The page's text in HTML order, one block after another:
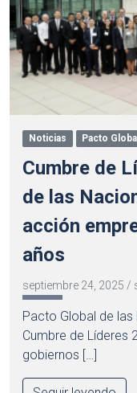
Noticias Pacto Global
Cumbre de
de las
acción
años
septiembre 24, 2025 /
Pacto Global de
Cumbre de Líderes
gobiernos […]